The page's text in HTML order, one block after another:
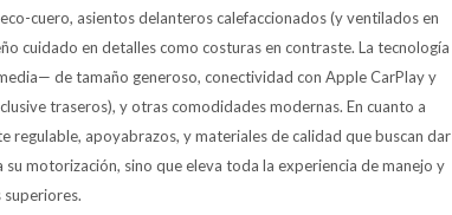
cuero, asientos delanteros calefaccionados (y ventilados en
cuidado en detalles como costuras en contraste. La tecnología
de tamaño generoso, conectividad con Apple CarPlay y
traseros), y otras comodidades modernas. En cuanto a
apoyabrazos, y materiales de calidad que buscan dar
motorización, sino que eleva toda la experiencia de manejo y
superiores.